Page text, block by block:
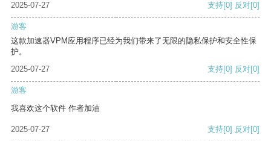
2025-07-27
支持[0] 反对[0]
游客
这款加速器VPM应用程序已经为我们带来了无限的隐私保护和安全性保
护。
2025-07-27
支持[0] 反对[0]
游客
我喜欢这个软件 作者加油
2025-07-27 支持[0] 反对[0]